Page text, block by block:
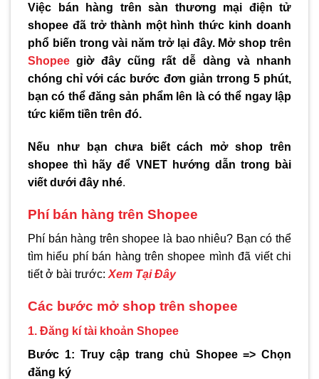
Việc bán hàng trên sàn thương mại điện tử
shopee đã trở thành một hình thức kinh doanh
phổ biến trong vài năm trở lại đây. Mở shop trên
Shopee giờ đây cũng rất dễ dàng và nhanh
chóng chỉ với các bước đơn giản trrong 5 phút,
bạn có thể đăng sản phẩm lên là có thể ngay lập
tức kiếm tiền trên đó.
Nếu như bạn chưa biết cách mở shop trên
shopee thì hãy để VNET hướng dẫn trong bài
viết dưới đây nhé.
Phí bán hàng trên Shopee
Phí bán hàng trên shopee là bao nhiêu? Bạn có thể
tìm hiểu phí bán hàng trên shopee mình đã viết chi
tiết ở bài trước: Xem Tại Đây
Các bước mở shop trên shopee
1. Đăng kí tài khoản Shopee
Bước 1: Truy cập trang chủ Shopee => Chọn
đăng ký